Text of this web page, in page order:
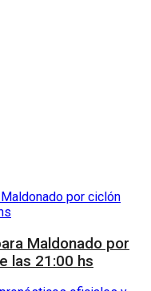
Maldonado por
las 21:00 hs